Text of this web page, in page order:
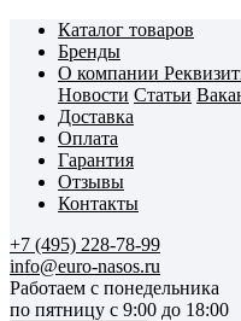
Каталог товаров
Бренды
О компании
Новости Статьи
Доставка
Оплата
Гарантия
Отзывы
Контакты
+7 (495) 228-78-99
info@euro-nasos.ru
Работаем с понедельника
по пятницу с 9:00 до 18:00